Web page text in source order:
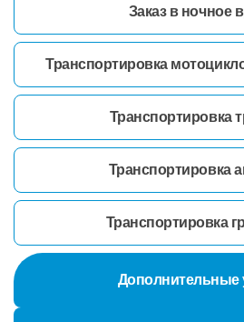
Заказ в ночное
Транспортировка
Транспортировка
Транспортировка
Транспортировка
Дополнительные